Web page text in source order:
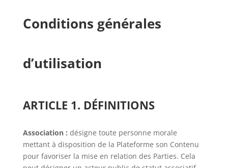
Conditions générales
d’utilisation
ARTICLE 1. DÉFINITIONS
Association : désigne toute personne morale
mettant à disposition de la Plateforme son Contenu
pour favoriser la mise en relation des Parties. Cela